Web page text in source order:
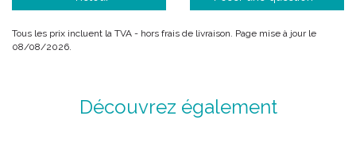
Tous les prix incluent la TVA - hors frais de livraison. Page mise à jour le
08/08/2026.
Découvrez également